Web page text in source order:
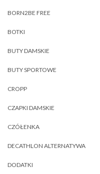
BORN2BE FREE
BOTKI
BUTY DAMSKIE
BUTY SPORTOWE
CROPP
CZAPKI DAMSKIE
CZÓŁENKA
DECATHLON ALTERNATYWA
DODATKI